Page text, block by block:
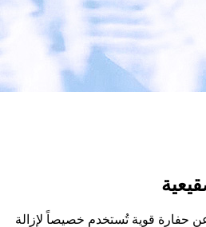
حفارة قوية تُستخدم خصيصاً لإزالة